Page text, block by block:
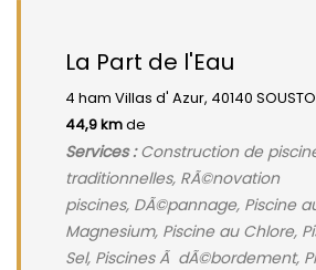
La Part de l'Eau
4 ham Villas d' Azur, 40140
44,9 kmde
Services :Construction de
traditionnelles, RÃ©novation
piscines, DÃ©pannage, Piscine
Magnesium, Piscine au Chlore,
Sel, Piscines Ã dÃ©bordement,